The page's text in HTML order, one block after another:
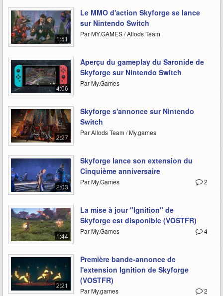
1:51
Le MMO d'action Skyforge se lance
sur Nintendo Switch
Par MY.GAMES / Allods Team
4:06
Aperçu du gameplay du Saronide de
Skyforge sur Nintendo Switch
Par My.Games
2:27
Skyforge s'annonce sur Nintendo
Switch
Par Allods Team / My.games
2:03
Skyforge lance son extension du
Cinquième anniversaire
2
Par My.Games
1:44
La mise à jour "Ignition" de
Skyforge est disponible (VOSTFR)
4
Par My.Games
2:21
Première bande-annonce de
l'extension Ignition de Skyforge
(VOSTFR)
2
Par My.games